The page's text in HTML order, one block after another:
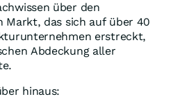
über den
das sich auf über 40
erstreckt,
Abdeckung aller
hinaus: